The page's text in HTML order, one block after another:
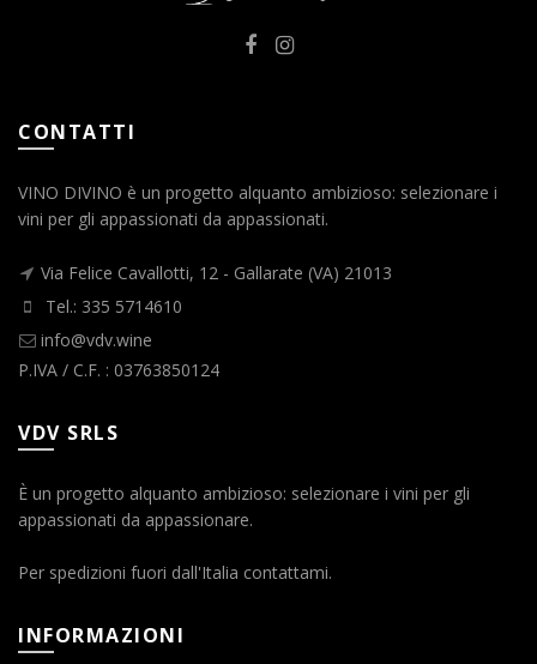
CONTATTI
VINO DIVINO è un progetto alquanto ambizioso: selezionare i
vini per gli appassionati da appassionati.
Via Felice Cavallotti, 12 - Gallarate (VA) 21013
Tel.: 335 5714610
info@vdv.wine
P.IVA / C.F. : 03763850124
VDV SRLS
È un progetto alquanto ambizioso: selezionare i vini per gli
appassionati da appassionare.
Per spedizioni fuori dall'Italia contattami.
INFORMAZIONI